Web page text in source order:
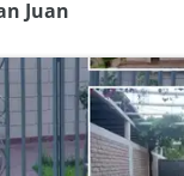
Juan